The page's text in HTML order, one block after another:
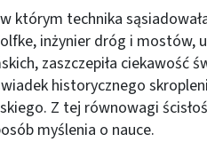
którym technika
inżynier dróg i mostów,
zaszczepiła ciekawość
historycznego
Z tej równowagi
myślenia o nauce.